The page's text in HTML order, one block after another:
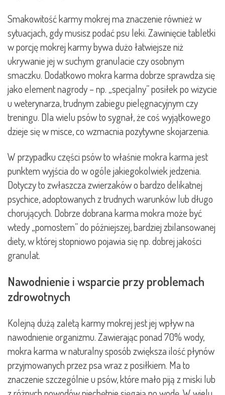
Smakowitość karmy mokrej ma znaczenie również w
sytuacjach, gdy musisz podać psu leki. Zawinięcie tabletki
w porcję mokrej karmy bywa dużo łatwiejsze niż
ukrywanie jej w suchym granulacie czy osobnym
smaczku. Dodatkowo mokra karma dobrze sprawdza się
jako element nagrody – np. „specjalny” posiłek po wizycie
u weterynarza, trudnym zabiegu pielęgnacyjnym czy
treningu. Dla wielu psów to sygnał, że coś wyjątkowego
dzieje się w misce, co wzmacnia pozytywne skojarzenia.
W przypadku części psów to właśnie mokra karma jest
punktem wyjścia do w ogóle jakiegokolwiek jedzenia.
Dotyczy to zwłaszcza zwierzaków o bardzo delikatnej
psychice, adoptowanych z trudnych warunków lub długo
chorujących. Dobrze dobrana karma mokra może być
wtedy „pomostem” do późniejszej, bardziej zbilansowanej
diety, w której stopniowo pojawia się np. dobrej jakości
granulat.
Nawodnienie i wsparcie przy problemach
zdrowotnych
Kolejną dużą zaletą karmy mokrej jest jej wpływ na
nawodnienie organizmu. Zawierając ponad 70% wody,
mokra karma w naturalny sposób zwiększa ilość płynów
przyjmowanych przez psa wraz z posiłkiem. Ma to
znaczenie szczególnie u psów, które mało piją z miski lub